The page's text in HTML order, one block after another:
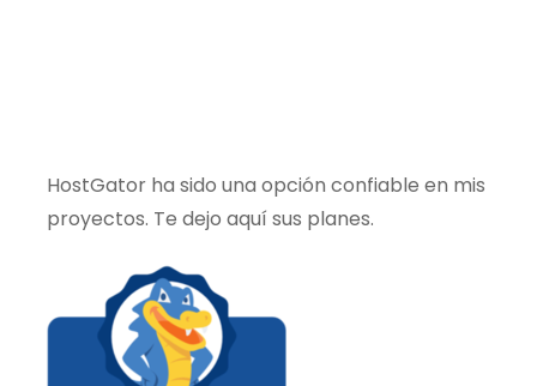
HostGator ha sido una opción confiable en mis
proyectos. Te dejo aquí sus planes.